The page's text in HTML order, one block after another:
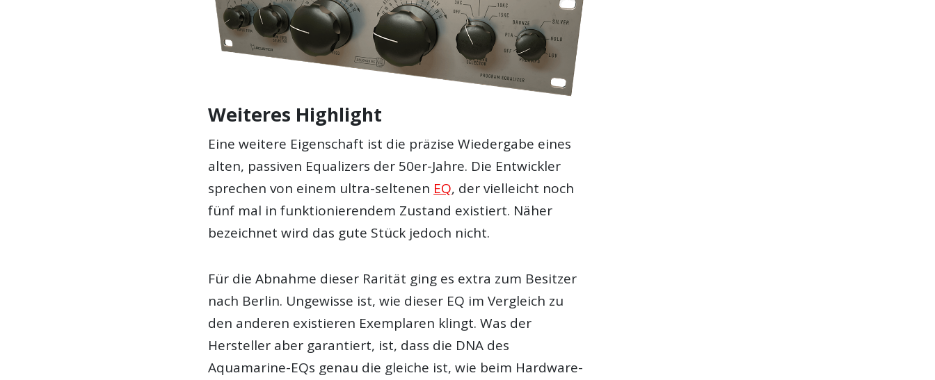
Weiteres Highlight
Eine weitere Eigenschaft ist die präzise Wiedergabe eines
alten, passiven Equalizers der 50er-Jahre. Die Entwickler
sprechen von einem ultra-seltenen EQ, der vielleicht noch
fünf mal in funktionierendem Zustand existiert. Näher
bezeichnet wird das gute Stück jedoch nicht.
Für die Abnahme dieser Rarität ging es extra zum Besitzer
nach Berlin. Ungewisse ist, wie dieser EQ im Vergleich zu
den anderen existieren Exemplaren klingt. Was der
Hersteller aber garantiert, ist, dass die DNA des
Aquamarine-EQs genau die gleiche ist, wie beim Hardware-